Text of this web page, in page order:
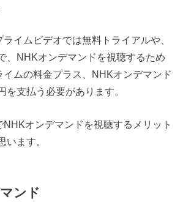
イムビデオでは無料トライアルや、
、NHKオンデマンドを視聴するため
イムの料金プラス、NHKオンデマンド
を支払う必要があります。
オンデマンドを視聴するメリット
います。
ンド